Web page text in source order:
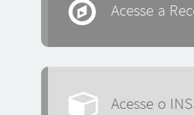
Acesse a
Acesse o